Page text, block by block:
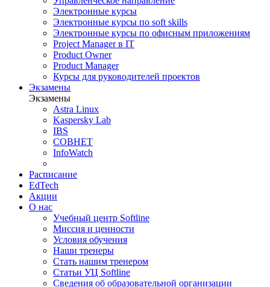
Электронные курсы
Электронные курсы по soft skills
Электронные курсы по офисным приложениям
Project Manager в IT
Product Owner
Product Manager
Курсы для руководителей проектов
Экзамены
Экзамены
Astra Linux
Kaspersky Lab
IBS
СОВНЕТ
InfoWatch
Расписание
EdTech
Акции
О нас
Учебный центр Softline
Миссия и ценности
Условия обучения
Наши тренеры
Стать нашим тренером
Статьи УЦ Softline
Сведения об образовательной организации